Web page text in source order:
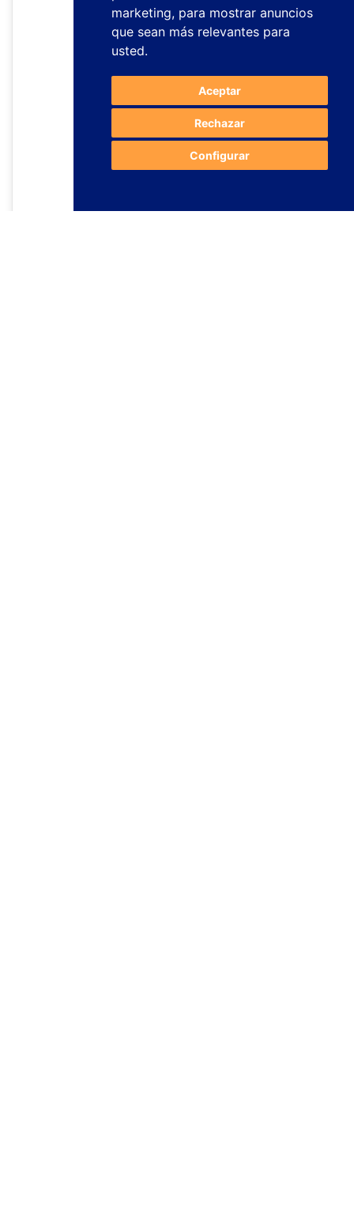
marketing, para mostrar anuncios
que sean más relevantes para
usted.
Aceptar
Rechazar
Configurar